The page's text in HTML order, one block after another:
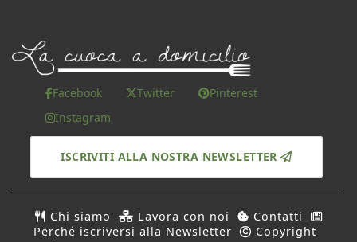
Facebook Twitter
Pinterest
Instagram
ISCRIVITI ALLA NOSTRA NEWSLETTER
Chi siamo Lavora con noi
Contatti
Perché iscriversi alla Newsletter
Copyright